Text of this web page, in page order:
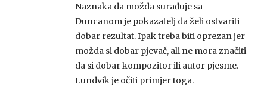
Naznaka da možda surađuje sa
Duncanom je pokazatelj da želi ostvariti
dobar rezultat. Ipak treba biti oprezan jer
možda si dobar pjevač, ali ne mora značiti
da si dobar kompozitor ili autor pjesme.
Lundvik je očiti primjer toga.